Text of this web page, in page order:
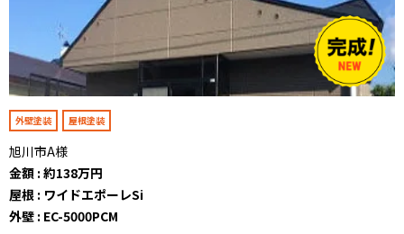
外壁塗装 屋根塗装
旭川市A様
金額 : 約138万円
屋根 : ワイドエポーレSi
外壁 : EC-5000PCM